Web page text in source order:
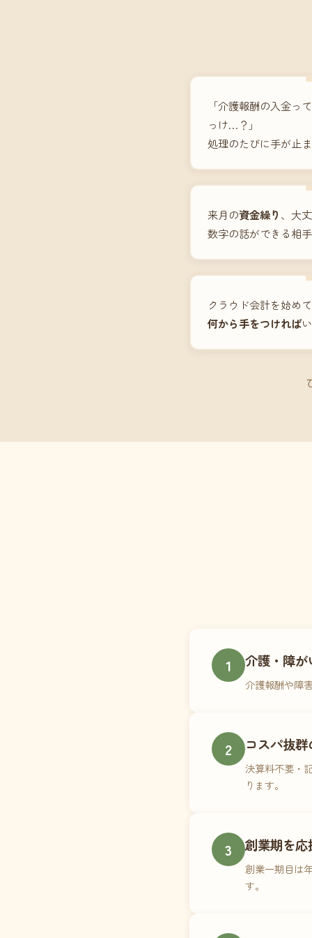
「介護報酬の入金っ
っけ…？」
処理のたびに手が止
来月の資金繰り 、大
数字の話ができる相
クラウド会計を始め
何から手をつければ
1 介護・障
介護報酬や障
2 コスパ抜
決算料不要・
ります。
3 創業期を応
創業一期目は
す。